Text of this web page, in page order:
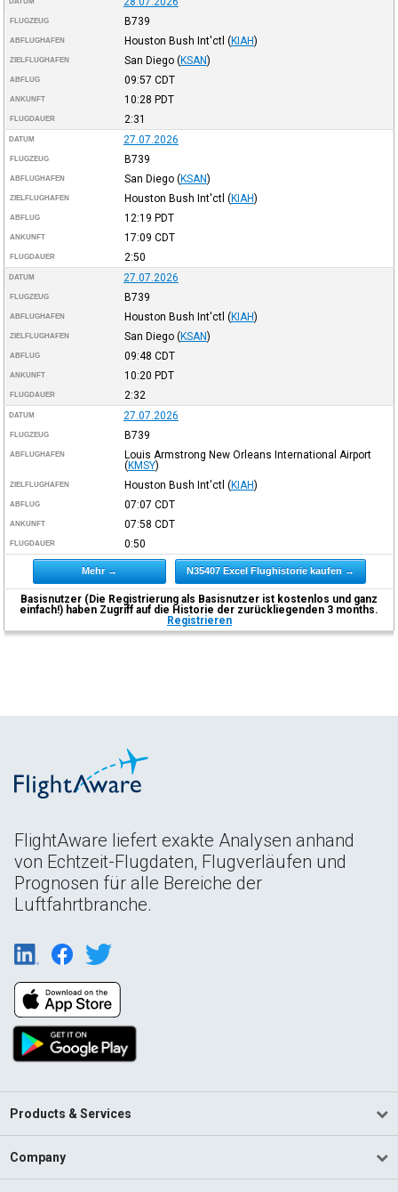
FLUGZEUG B739
ABFLUGHAFEN Houston Bush Int'ctl (KIAH)
ZIELFLUGHAFEN San Diego (KSAN)
ABFLUG 09:57 CDT
ANKUNFT 10:28 PDT
FLUGDAUER 2:31
DATUM 27.07.2026
FLUGZEUG B739
ABFLUGHAFEN San Diego (KSAN)
ZIELFLUGHAFEN Houston Bush Int'ctl (KIAH)
ABFLUG 12:19 PDT
ANKUNFT 17:09 CDT
FLUGDAUER 2:50
DATUM 27.07.2026
FLUGZEUG B739
ABFLUGHAFEN Houston Bush Int'ctl (KIAH)
ZIELFLUGHAFEN San Diego (KSAN)
ABFLUG 09:48 CDT
ANKUNFT 10:20 PDT
FLUGDAUER 2:32
DATUM 27.07.2026
FLUGZEUG B739
ABFLUGHAFEN
Louis Armstrong New Orleans International Airport
(KMSY)
ZIELFLUGHAFEN Houston Bush Int'ctl (KIAH)
ABFLUG 07:07 CDT
ANKUNFT 07:58 CDT
FLUGDAUER 0:50
Mehr → N35407 Excel Flughistorie kaufen →
Basisnutzer (Die Registrierung als Basisnutzer ist kostenlos und ganz
einfach!) haben Zugriff auf die Historie der zurückliegenden 3 months.
Registrieren
FlightAware liefert exakte Analysen anhand
von Echtzeit-Flugdaten, Flugverläufen und
Prognosen für alle Bereiche der
Luftfahrtbranche.
Products & Services
Company